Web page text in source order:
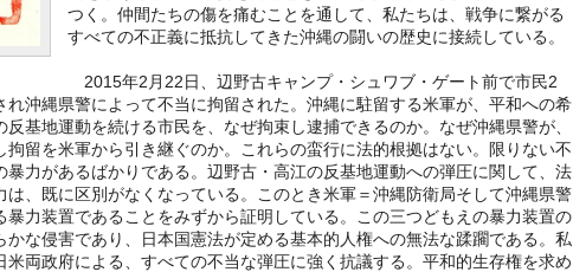
つく。仲間たちの傷を痛むことを通して、私たちは、戦争に繋がる
すべての不正義に抵抗してきた沖縄の闘いの歴史に接続している。
2015年2月22日、辺野古キャンプ・シュワブ・ゲート前で市民2
れ沖縄県警によって不当に拘留された。沖縄に駐留する米軍が、平和への希
基地運動を続ける市民を、なぜ拘束し逮捕できるのか。なぜ沖縄県警が、
留を米軍から引き継ぐのか。これらの蛮行に法的根拠はない。限りない不
暴力があるばかりである。辺野古・高江の反基地運動への弾圧に関して、法
は、既に区別がなくなっている。このとき米軍＝沖縄防衛局そして沖縄県警
暴力装置であることをみずから証明している。この三つどもえの暴力装置の
かな侵害であり、日本国憲法が定める基本的人権への無法な蹂躙である。私
米両政府による、すべての不当な弾圧に強く抗議する。平和的生存権を求め